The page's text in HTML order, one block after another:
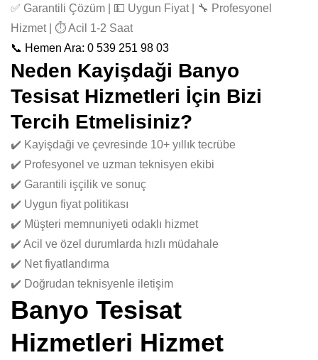
✅ Garantili Çözüm | 💵 Uygun Fiyat | 🔧 Profesyonel
Hizmet | ⏱️ Acil 1-2 Saat
📞 Hemen Ara: 0 539 251 98 03
Neden Kayişdaği Banyo
Tesisat Hizmetleri İçin Bizi
Tercih Etmelisiniz?
✔️ Kayişdaği ve çevresinde 10+ yıllık tecrübe
✔️ Profesyonel ve uzman teknisyen ekibi
✔️ Garantili işçilik ve sonuç
✔️ Uygun fiyat politikası
✔️ Müşteri memnuniyeti odaklı hizmet
✔️ Acil ve özel durumlarda hızlı müdahale
✔️ Net fiyatlandırma
✔️ Doğrudan teknisyenle iletişim
Banyo Tesisat
Hizmetleri Hizmet